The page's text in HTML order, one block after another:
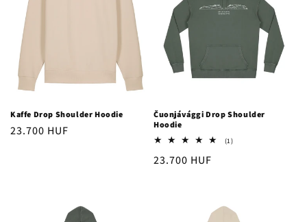
Kaffe Drop Shoulder Hoodie
Ordinarie
23.700 HUF
Čuonjávággi Drop Shoulder
Hoodie
(1)1
Ordinarie
23.700 HUF